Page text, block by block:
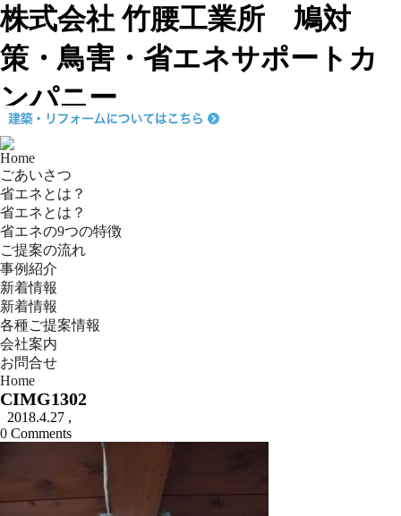
株式会社 竹腰工業所 鳩対
策・鳥害・省エネサポートカ
ンパニー
Home
ごあいさつ
省エネとは？
省エネとは？
省エネの9つの特徴
ご提案の流れ
事例紹介
新着情報
新着情報
各種ご提案情報
会社案内
お問合せ
Home
CIMG1302
2018.4.27 ,
0 Comments